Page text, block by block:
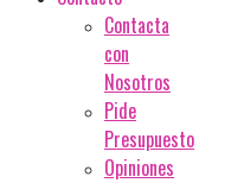
Contacta
con
Nosotros
Pide
Presupuesto
Opiniones